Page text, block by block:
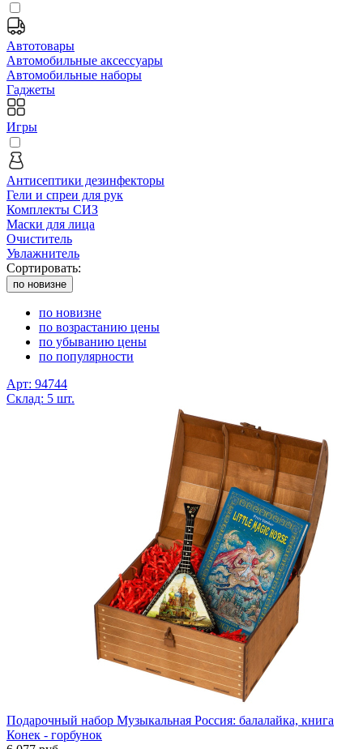
Автотовары
Автомобильные аксессуары
Автомобильные наборы
Гаджеты
Игры
Антисептики дезинфекторы
Гели и спреи для рук
Комплекты СИЗ
Маски для лица
Очиститель
Увлажнитель
Сортировать:
по новизне
по новизне
по возрастанию цены
по убыванию цены
по популярности
Арт: 94744
Склад: 5 шт.
Подарочный набор Музыкальная Россия: балалайка, книга
Конек - горбунок